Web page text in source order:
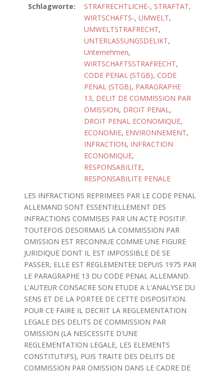
Schlagworte:
STRAFRECHTLICHE-, STRAFTAT,
WIRTSCHAFTS-, UMWELT,
UMWELTSTRAFRECHT,
UNTERLASSUNGSDELIKT,
Unternehmen,
WIRTSCHAFTSSTRAFRECHT,
CODE PENAL (STGB), CODE
PENAL (STGB), PARAGRAPHE
13, DELIT DE COMMISSION PAR
OMISSION, DROIT PENAL,
DROIT PENAL ECONOMIQUE,
ECONOMIE, ENVIRONNEMENT,
INFRACTION, INFRACTION
ECONOMIQUE,
RESPONSABILITE,
RESPONSABILITE PENALE
LES INFRACTIONS REPRIMEES PAR LE CODE PENAL
ALLEMAND SONT ESSENTIELLEMENT DES
INFRACTIONS COMMISES PAR UN ACTE POSITIF.
TOUTEFOIS DESORMAIS LA COMMISSION PAR
OMISSION EST RECONNUE COMME UNE FIGURE
JURIDIQUE DONT IL EST IMPOSSIBLE DE SE
PASSER, ELLE EST REGLEMENTEE DEPUIS 1975 PAR
LE PARAGRAPHE 13 DU CODE PENAL ALLEMAND.
L'AUTEUR CONSACRE SON ETUDE A L'ANALYSE DU
SENS ET DE LA PORTEE DE CETTE DISPOSITION.
POUR CE FAIRE IL DECRIT LA REGLEMENTATION
LEGALE DES DELITS DE COMMISSION PAR
OMISSION (LA NESCESSITE D'UNE
REGLEMENTATION LEGALE, LES ELEMENTS
CONSTITUTIFS), PUIS TRAITE DES DELITS DE
COMMISSION PAR OMISSION DANS LE CADRE DE